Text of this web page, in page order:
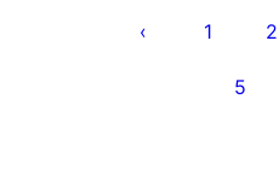
पेजिनेशन
1 2
5